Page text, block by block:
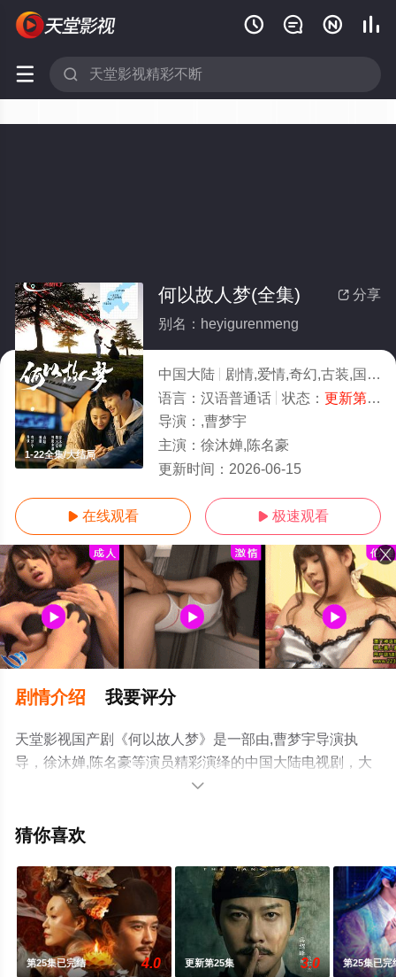
   
 
1-22全集/大结局
 分享
何以故人梦(全集)
别名：heyigurenmeng
中国大陆 剧情,爱情,奇幻,古装,国产
语言： 汉语普通话 状态： 更新第22集
导演： ,曹梦宇
主演： 徐沐婵,陈名豪
更新时间： 2026-06-15
 在线观看  极速观看
剧情介绍 我要评分
天堂影视国产剧《何以故人梦》是一部由,曹梦宇导演执
导，徐沐婵,陈名豪等演员精彩演绎的中国大陆电视剧，大
结局剧情已揭晓（1-22全集），手机免费观看高清无删减
至豆瓣电视剧、电视猫或剧情网等平台了解。

猜你喜欢
第25集已完结 4.0 更新第25集 3.0 第25集已完